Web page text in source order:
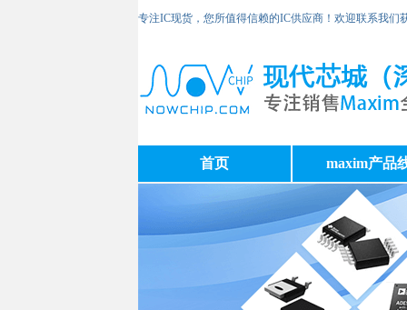
专注IC现货，您所值得信赖的IC供应商！欢迎联系我们
首页 maxim产品